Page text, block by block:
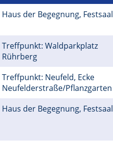
Haus der Begegnung, Festsaal
Treffpunkt: Waldparkplatz
Rührberg
Treffpunkt: Neufeld, Ecke
Neufelderstraße/Pflanzgarten
Haus der Begegnung, Festsaal